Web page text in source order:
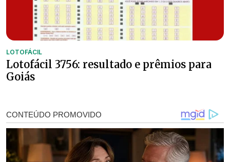
LOTOFÁCIL
Lotofácil 3756: resultado e prêmios para
Goiás